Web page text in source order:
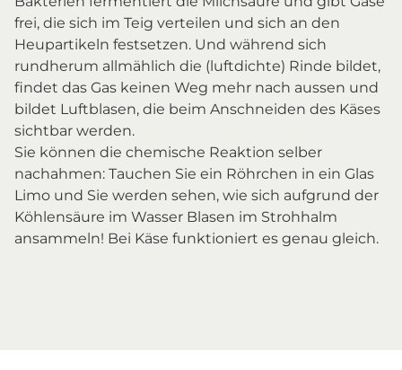
frei, die sich im Teig verteilen und sich an den
Heupartikeln festsetzen. Und während sich
rundherum allmählich die (luftdichte) Rinde bildet,
findet das Gas keinen Weg mehr nach aussen und
bildet Luftblasen, die beim Anschneiden des Käses
sichtbar werden.
Sie können die chemische Reaktion selber
nachahmen: Tauchen Sie ein Röhrchen in ein Glas
Limo und Sie werden sehen, wie sich aufgrund der
Köhlensäure im Wasser Blasen im Strohhalm
ansammeln! Bei Käse funktioniert es genau gleich.